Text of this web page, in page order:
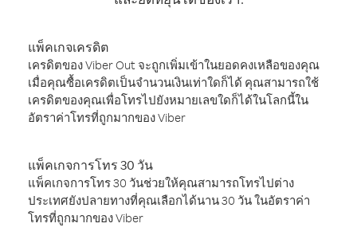
แพ็คเกจเครดิต
เครดิตของ Viber Out จะถูกเพิ่มเข้าในยอดคงเหลือของคุณ
เมื่อคุณซื้อเครดิตเป็นจำนวนเงินเท่าใดก็ได้ คุณสามารถใช้
เครดิตของคุณเพื่อโทรไปยังหมายเลขใดก็ได้ในโลกนี้ใน
อัตราค่าโทรที่ถูกมากของ Viber
แพ็คเกจการโทร 30 วัน
แพ็คเกจการโทร 30 วันช่วยให้คุณสามารถโทรไปต่าง
ประเทศยังปลายทางที่คุณเลือกได้นาน 30 วัน ในอัตราค่า
โทรที่ถูกมากของ Viber